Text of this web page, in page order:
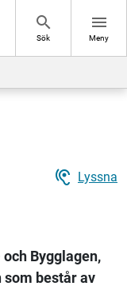
search
Sök
menu
Meny
hearing Lyssna
Bygglagen,
består av